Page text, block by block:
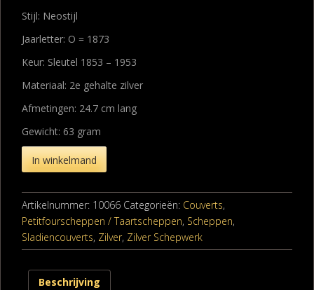
Stijl: Neostijl
Jaarletter: O = 1873
Keur: Sleutel 1853 – 1953
Materiaal: 2e gehalte zilver
Afmetingen: 24.7 cm lang
Gewicht: 63 gram
In winkelmand
Artikelnummer: 10066 Categorieën: Couverts,
Petitfourscheppen / Taartscheppen, Scheppen,
Sladiencouverts, Zilver, Zilver Schepwerk
Beschrijving